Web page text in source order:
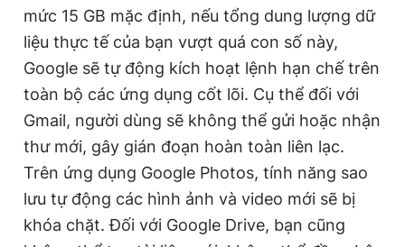
mức 15 GB mặc định, nếu tổng dung lượng dữ
liệu thực tế của bạn vượt quá con số này,
Google sẽ tự động kích hoạt lệnh hạn chế trên
toàn bộ các ứng dụng cốt lõi. Cụ thể đối với
Gmail, người dùng sẽ không thể gửi hoặc nhận
thư mới, gây gián đoạn hoàn toàn liên lạc.
Trên ứng dụng Google Photos, tính năng sao
lưu tự động các hình ảnh và video mới sẽ bị
khóa chặt. Đối với Google Drive, bạn cũng